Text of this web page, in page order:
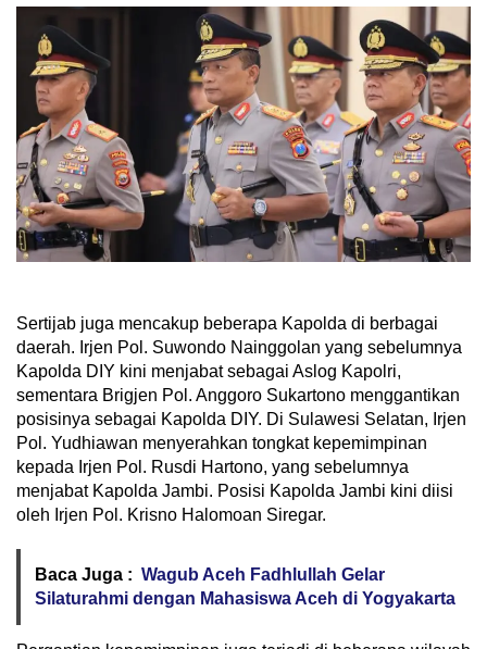
Sertijab juga mencakup beberapa Kapolda di berbagai
daerah. Irjen Pol. Suwondo Nainggolan yang sebelumnya
Kapolda DIY kini menjabat sebagai Aslog Kapolri,
sementara Brigjen Pol. Anggoro Sukartono menggantikan
posisinya sebagai Kapolda DIY. Di Sulawesi Selatan, Irjen
Pol. Yudhiawan menyerahkan tongkat kepemimpinan
kepada Irjen Pol. Rusdi Hartono, yang sebelumnya
menjabat Kapolda Jambi. Posisi Kapolda Jambi kini diisi
oleh Irjen Pol. Krisno Halomoan Siregar.
Baca Juga : Wagub Aceh Fadhlullah Gelar
Silaturahmi dengan Mahasiswa Aceh di Yogyakarta